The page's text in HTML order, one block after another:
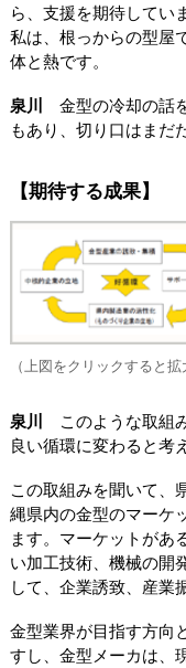
ら、支援を期待してい
私は、根っからの型屋
体と熱です。
泉川
金型の冷却の話
もあり、切り口はまだ
【期待する成果】
（上図をクリックすると
泉川
このような取組
良い循環に変わると考
この取組みを聞いて、
縄県内の金型のマーケ
ます。マーケットがあ
い加工技術、機械の開
して、企業誘致、産業
金型業界が目指す方向
すし、金型メーカは、